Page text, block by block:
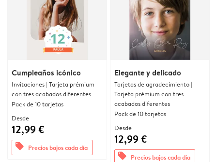
Cumpleaños icónico
Invitaciones | Tarjeta prémium
con tres acabados diferentes
Pack de 10 tarjetas
Desde
12,99 €
offers Precios bajos cada día
Elegante y delicado
Tarjetas de agradecimiento |
Tarjeta prémium con tres
acabados diferentes
Pack de 10 tarjetas
Desde
12,99 €
offers Precios bajos cada día